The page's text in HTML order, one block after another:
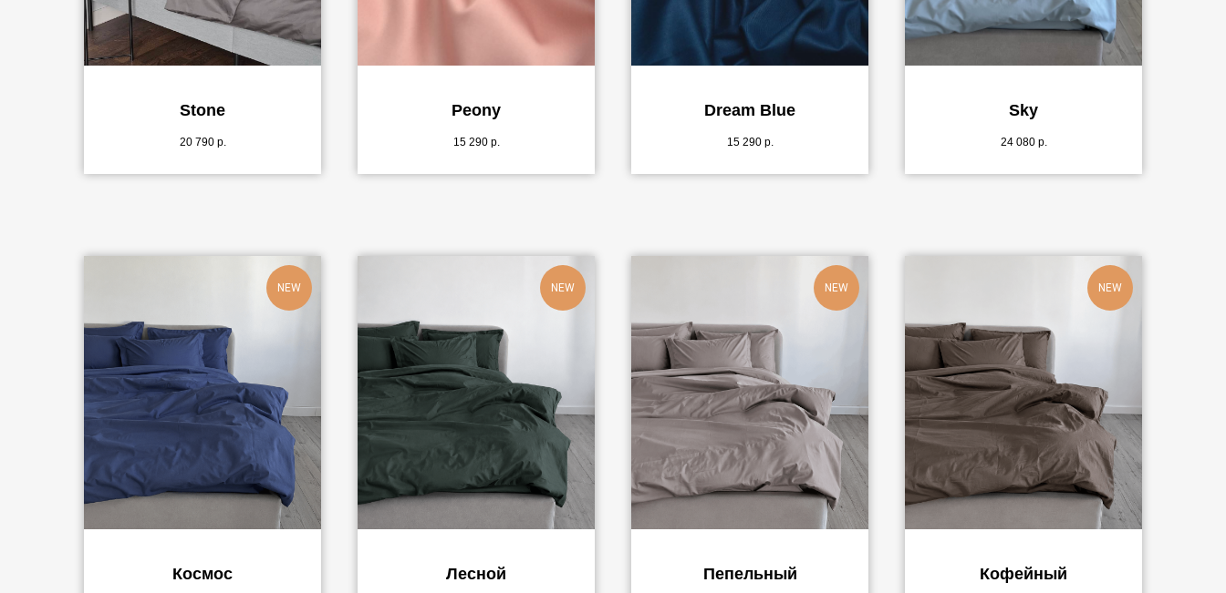
Stone
20 790 р.
Peony
15 290 р.
Dream Blue
15 290 р.
Sky
24 080 р.
NEW
Космос
NEW
Лесной
NEW
Пепельный
NEW
Кофейный